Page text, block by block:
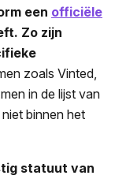
een officiële
Zo zijn
zoals Vinted,
in de lijst van
binnen het
statuut van